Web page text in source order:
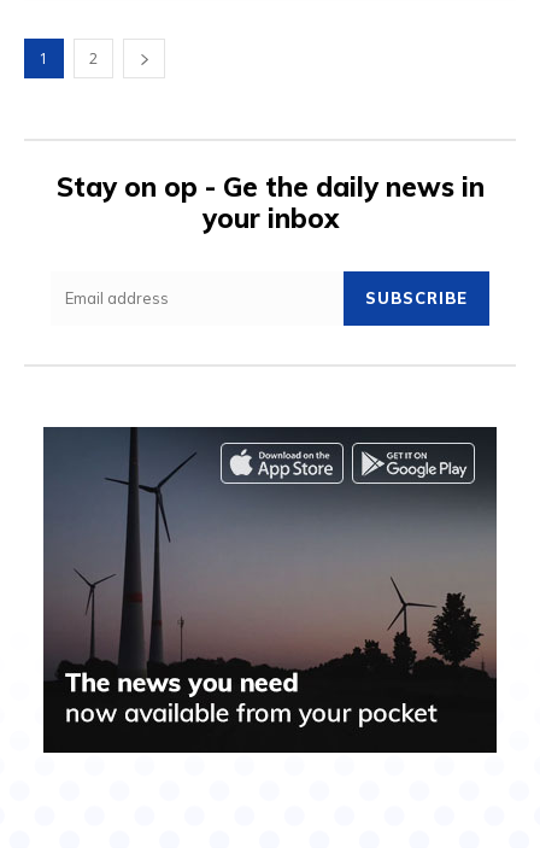
1 2
Stay on op - Ge the daily news in
your inbox
SUBSCRIBE